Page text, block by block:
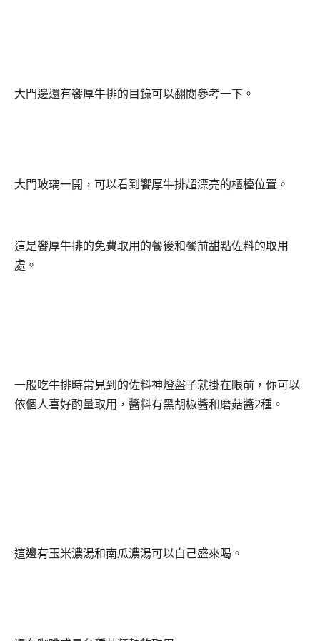
大門邊還有饗厚牛排的目錄可以翻閱參考一下。
大門玻璃一開，可以看到饗厚牛排超漂亮的櫃檯位置。
這是饗厚牛排的免費取用的餐後和餐前甜點佐料的取用
處。
一般吃牛排時常見到的佐料神燈盤子就掛在眼前，你可以
依個人喜好酌量取用，醬料有黑胡椒醬和磨菇醬2種。
這邊有玉米濃湯和南瓜濃湯可以自己盛來喝。